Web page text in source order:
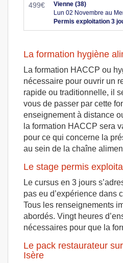
499€
Vienne (38)
Lun 02 Novembre au
Permis exploitation 3
La formation hygiène
La formation HACCP ou
nécessaire pour ouvrir un
rapide ou traditionnelle, il
vous de passer par cette
enseignement à distance
la formation HACCP sera
pour ce qui concerne la
au sein de la chaîne
Le stage permis
Le cursus en 3 jours
pas eu d’expérience dans
Tous les renseignements
abordés. Vingt heures
nécessaires pour que la
Le pack restaurateur
Isère